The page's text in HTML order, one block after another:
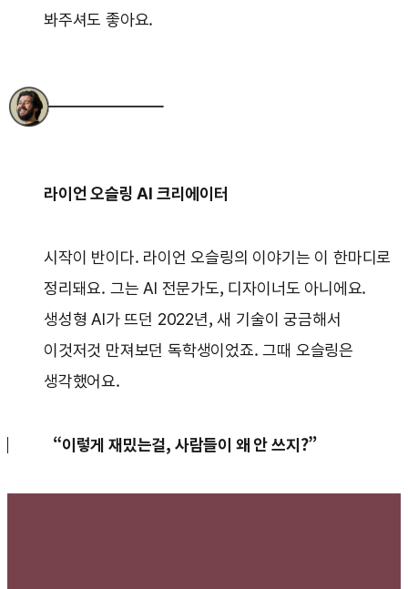
봐주셔도 좋아요.
라이언 오슬링 AI 크리에이터
시작이 반이다. 라이언 오슬링의 이야기는 이 한마디로
정리돼요. 그는 AI 전문가도, 디자이너도 아니에요.
생성형 AI가 뜨던 2022년, 새 기술이 궁금해서
이것저것 만져보던 독학생이었죠. 그때 오슬링은
생각했어요.
“이렇게 재밌는걸, 사람들이 왜 안 쓰지?”